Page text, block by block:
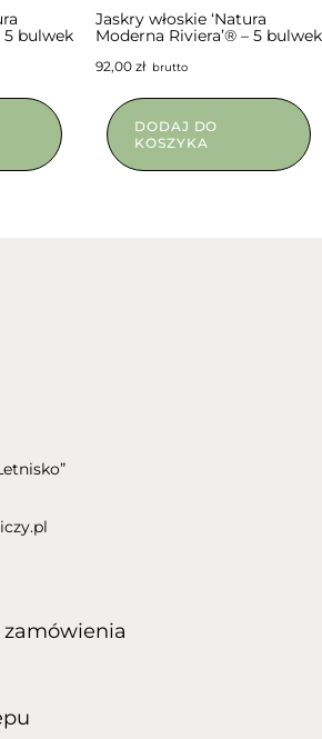
5 bulwek
Jaskry włoskie ‘Natura
Moderna Riviera’® – 5 bulwek
92,00 złbrutto
DODAJ DO
KOSZYKA